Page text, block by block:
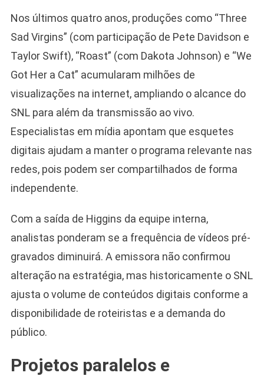
Nos últimos quatro anos, produções como “Three
Sad Virgins” (com participação de Pete Davidson e
Taylor Swift), “Roast” (com Dakota Johnson) e “We
Got Her a Cat” acumularam milhões de
visualizações na internet, ampliando o alcance do
SNL para além da transmissão ao vivo.
Especialistas em mídia apontam que esquetes
digitais ajudam a manter o programa relevante nas
redes, pois podem ser compartilhados de forma
independente.
Com a saída de Higgins da equipe interna,
analistas ponderam se a frequência de vídeos pré-
gravados diminuirá. A emissora não confirmou
alteração na estratégia, mas historicamente o SNL
ajusta o volume de conteúdos digitais conforme a
disponibilidade de roteiristas e a demanda do
público.
Projetos paralelos e